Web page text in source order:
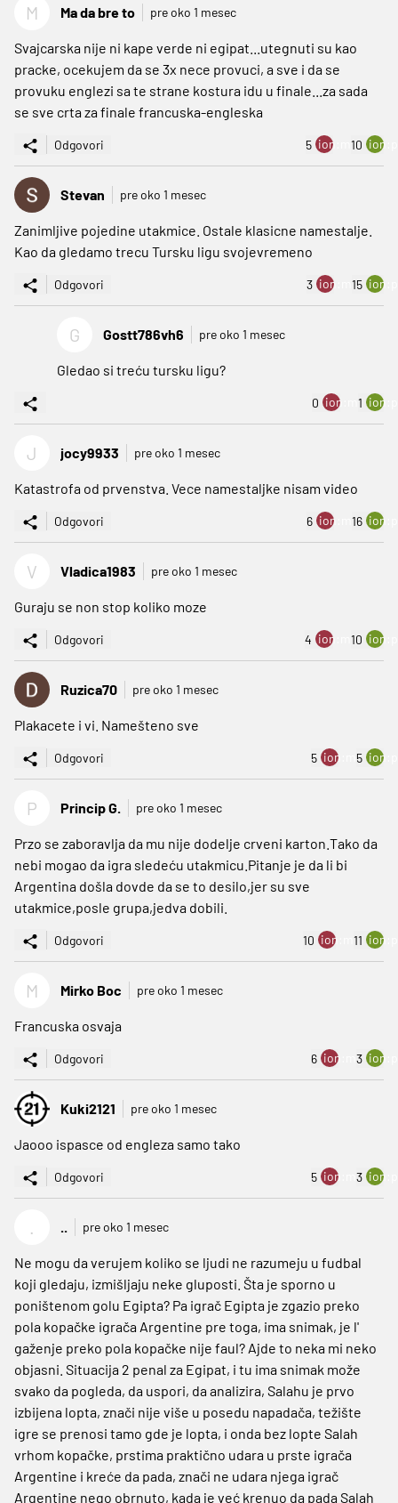
M Ma da bre to pre oko 1 mesec
Svajcarska nije ni kape verde ni egipat...utegnuti su kao
pracke, ocekujem da se 3x nece provuci, a sve i da se
provuku englezi sa te strane kostura idu u finale...za sada
se sve crta za finale francuska-engleska
Odgovori 5 ion:minus
10
Stevan pre oko 1 mesec
Zanimljive pojedine utakmice. Ostale klasicne namestalje.
Kao da gledamo trecu Tursku ligu svojevremeno
Odgovori 3 ion:minus
15
G Gostt786vh6 pre oko 1 mesec
Gledao si treću tursku ligu?
0 ion:minus
1
J jocy9933 pre oko 1 mesec
Katastrofa od prvenstva. Vece namestaljke nisam video
Odgovori 6 ion:minus
16
V Vladica1983 pre oko 1 mesec
Guraju se non stop koliko moze
Odgovori 4 ion:minus
10
Ruzica70 pre oko 1 mesec
Plakacete i vi. Namešteno sve
Odgovori 5 ion:minus
5
P Princip G. pre oko 1 mesec
Przo se zaboravlja da mu nije dodelje crveni karton.Tako da
nebi mogao da igra sledeću utakmicu.Pitanje je da li bi
Argentina došla dovde da se to desilo,jer su sve
utakmice,posle grupa,jedva dobili.
Odgovori 10 ion:minus
11
M Mirko Boc pre oko 1 mesec
Francuska osvaja
Odgovori 6 ion:minus
3
Kuki2121 pre oko 1 mesec
Jaooo ispasce od engleza samo tako
Odgovori 5 ion:minus
3
. .. pre oko 1 mesec
Ne mogu da verujem koliko se ljudi ne razumeju u fudbal
koji gledaju, izmišljaju neke gluposti. Šta je sporno u
poništenom golu Egipta? Pa igrač Egipta je zgazio preko
pola kopačke igrača Argentine pre toga, ima snimak, je l'
gaženje preko pola kopačke nije faul? Ajde to neka mi neko
objasni. Situacija 2 penal za Egipat, i tu ima snimak može
svako da pogleda, da uspori, da analizira, Salahu je prvo
izbijena lopta, znači nije više u posedu napadača, težište
igre se prenosi tamo gde je lopta, i onda bez lopte Salah
vrhom kopačke, prstima praktično udara u prste igrača
Argentine i kreće da pada, znači ne udara njega igrač
Argentine nego obrnuto, kada je već krenuo da pada Salah